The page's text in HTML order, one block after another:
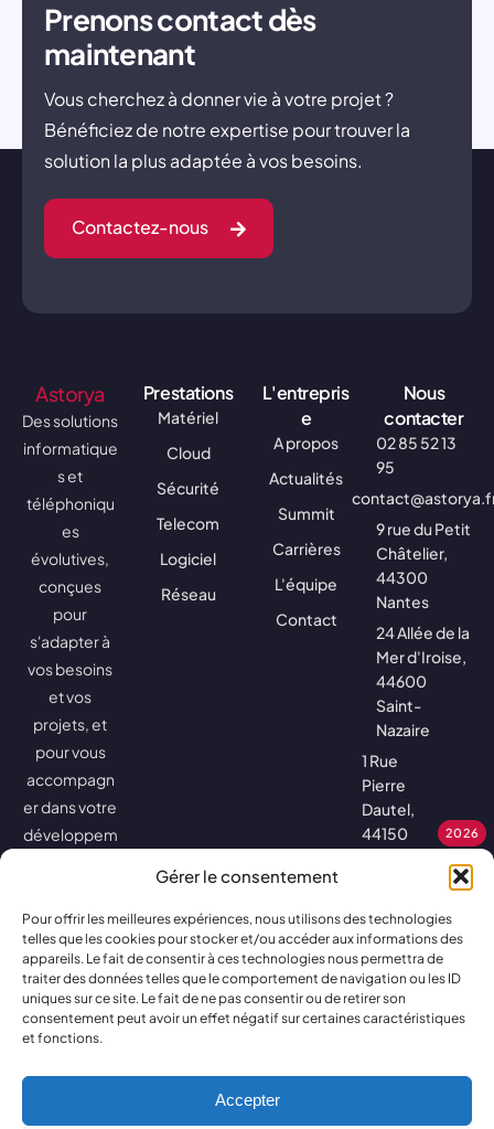
Gérer le consentement
Pour offrir les meilleures expériences, nous utilisons des technologies
telles que les cookies pour stocker et/ou accéder aux informations des
appareils. Le fait de consentir à ces technologies nous permettra de
traiter des données telles que le comportement de navigation ou les ID
uniques sur ce site. Le fait de ne pas consentir ou de retirer son
consentement peut avoir un effet négatif sur certaines caractéristiques
et fonctions.
Accepter
Prenons contact dès
maintenant
Vous cherchez à donner vie à votre projet ?
Bénéficiez de notre expertise pour trouver la
solution la plus adaptée à vos besoins.
Contactez-nous
Astorya
Des solutions
informatique
s et
téléphoniqu
es
évolutives,
conçues
pour
s'adapter à
vos besoins
et vos
projets, et
pour vous
accompagn
er dans votre
développem
Prestations
Matériel
Cloud
Sécurité
Telecom
Logiciel
Réseau
L'entrepris
e
A propos
Actualités
Summit
Carrières
L'équipe
Contact
Nous
contacter
02 85 52 13
95
9 rue du Petit
Châtelier,
44300
Nantes
24 Allée de la
Mer d'Iroise,
44600
Saint-
Nazaire
1 Rue
Pierre
Dautel,
44150
2026
8h30 à
12h30 – 14h à
18h – (17h le
vendredi)